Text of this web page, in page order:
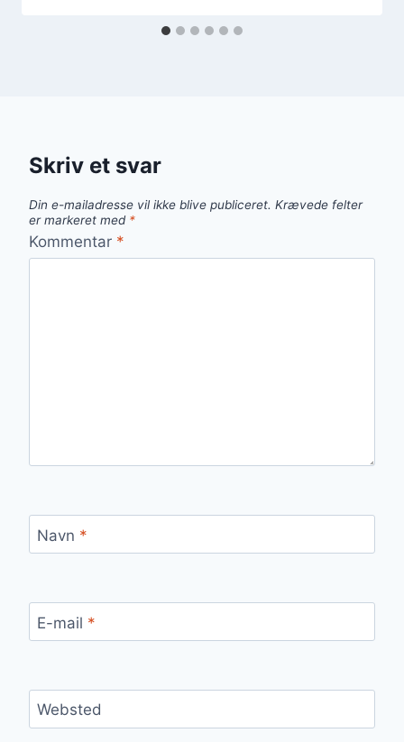
Skriv et svar
Din e-mailadresse vil ikke blive publiceret. Krævede felter
er markeret med *
Kommentar *
Navn *
E-mail *
Websted